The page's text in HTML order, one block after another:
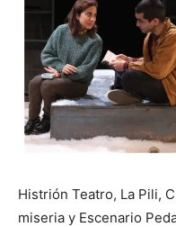
Histrión Teatro, La Pili,
miseria y Escenario